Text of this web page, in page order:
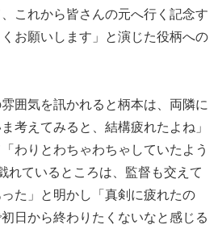
これから皆さんの元へ行く記念す
お願いします」と演じた役柄への
囲気を訊かれると柄本は、両隣に
考えてみると、結構疲れたよね」
わりとわちゃわちゃしていたよう
れているところは、監督も交えて
た」と明かし「真剣に疲れたの
日から終わりたくないなと感じる